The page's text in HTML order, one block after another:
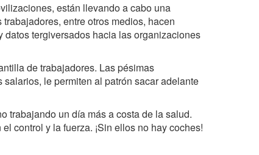
están llevando a cabo una
entre otros medios, hacen
tergiversados hacia las organizaciones
de trabajadores. Las pésimas
le permiten al patrón sacar adelante
trabajando un día más a costa de la salud.
control y la fuerza. ¡Sin ellos no hay coches!